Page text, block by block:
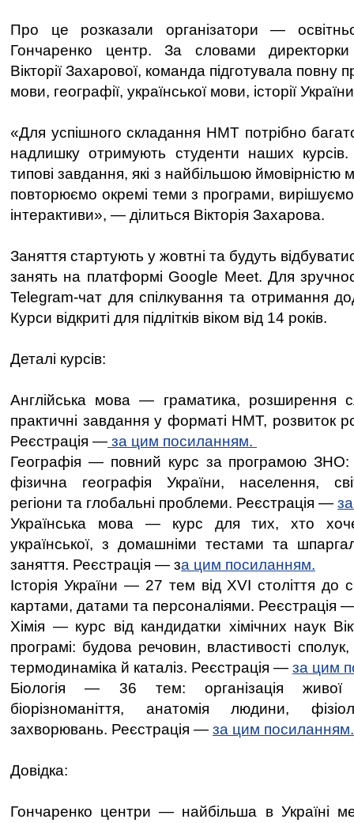
Про це розказали організатори —
Гончаренко центр. За словами
Вікторії Захарової, команда підготувала повну
мови, географії, української мови, історії України,
«Для успішного складання НМТ потрібно
надлишку отримують студенти наших
типові завдання, які з найбільшою ймовірністю
повторюємо окремі теми з програми,
інтерактиви», — ділиться Вікторія Захарова.
Заняття стартують у жовтні та будуть
занять на платформі Google Meet. Для
Telegram-чат для спілкування та отримання
Курси відкриті для підлітків віком від 14 років.
Деталі курсів:
Англійська мова — граматика, розширення
практичні завдання у форматі НМТ, розвиток
Реєстрація — за цим посиланням.
Географія — повний курс за програмою ЗНО:
фізична географія України, населення,
регіони та глобальні проблеми. Реєстрація —
Українська мова — курс для тих, хто хоче
української, з домашніми тестами та
заняття. Реєстрація — за цим посиланням.
Історія України — 27 тем від XVI століття до
картами, датами та персоналіями. Реєстрація
Хімія — курс від кандидатки хімічних наук
програмі: будова речовин, властивості сполук,
термодинаміка й каталіз. Реєстрація — за цим
Біологія — 36 тем: організація живої
біорізноманіття, анатомія людини,
захворювань. Реєстрація — за цим посиланням.
Довідка:
Гончаренко центри — найбільша в Україні